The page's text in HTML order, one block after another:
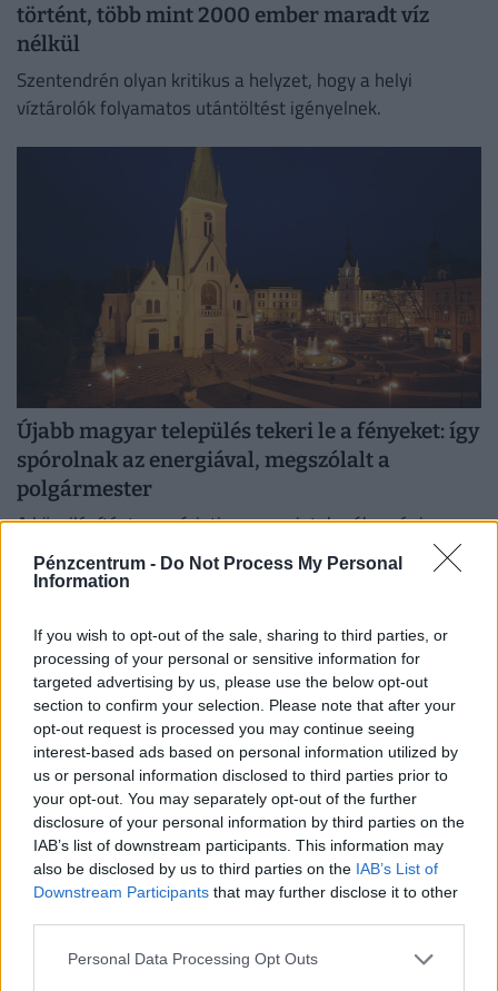
Pénzcentrum - Do Not Process My Personal
Information
If you wish to opt-out of the sale, sharing to third parties, or
processing of your personal or sensitive information for
targeted advertising by us, please use the below opt-out
section to confirm your selection. Please note that after your
opt-out request is processed you may continue seeing
interest-based ads based on personal information utilized by
us or personal information disclosed to third parties prior to
your opt-out. You may separately opt-out of the further
disclosure of your personal information by third parties on the
IAB’s list of downstream participants. This information may
also be disclosed by us to third parties on the IAB’s List of
Downstream Participants that may further disclose it to other
Personal Data Processing Opt Outs
történt, több mint 2000 ember maradt víz
nélkül
Szentendrén olyan kritikus a helyzet, hogy a helyi
víztárolók folyamatos utántöltést igényelnek.
Újabb magyar település tekeri le a fényeket: így
spórolnak az energiával, megszólalt a
polgármester
A közvilágítást nem érinti az energiatakarékossági
intézkedés, a városban korábban már kiépítették az
okosrendszert.
Felbecsülhetetlen értékű lelet került elő
Magyarországon: ilyen nagyon rég nem
történt
A lelet hatalmas jelentőséggel bír, segítségével ugyanis